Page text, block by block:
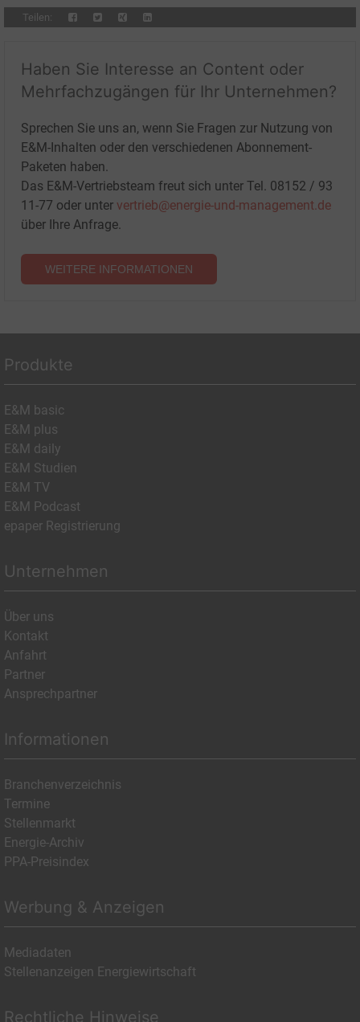
Teilen:
Haben Sie Interesse an Content oder
Mehrfachzugängen für Ihr Unternehmen?
Sprechen Sie uns an, wenn Sie Fragen zur Nutzung von
E&M-Inhalten oder den verschiedenen Abonnement-
Paketen haben.
Das E&M-Vertriebsteam freut sich unter Tel. 08152 / 93
11-77 oder unter vertrieb@energie-und-management.de
über Ihre Anfrage.
WEITERE INFORMATIONEN
Produkte
E&M basic
E&M plus
E&M daily
E&M Studien
E&M TV
E&M Podcast
epaper Registrierung
Unternehmen
Über uns
Kontakt
Anfahrt
Partner
Ansprechpartner
Informationen
Branchenverzeichnis
Termine
Stellenmarkt
Energie-Archiv
PPA-Preisindex
Werbung & Anzeigen
Mediadaten
Stellenanzeigen Energiewirtschaft
Rechtliche Hinweise